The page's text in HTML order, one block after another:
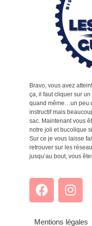
Bravo, vous avez
ça, il faut cliquer sur
quand même…un peu
instructif mais
sac. Maintenant vous
notre joli et bucolique
Sur ce je vous laisse
retrouver sur les
jusqu’au bout, vous
Mentions légales